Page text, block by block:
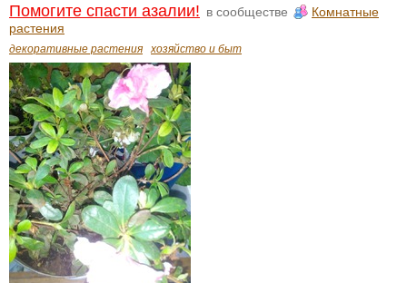
Помогите спасти азалии! в сообществе
Комнатные
растения
декоративные растения хозяйство и быт